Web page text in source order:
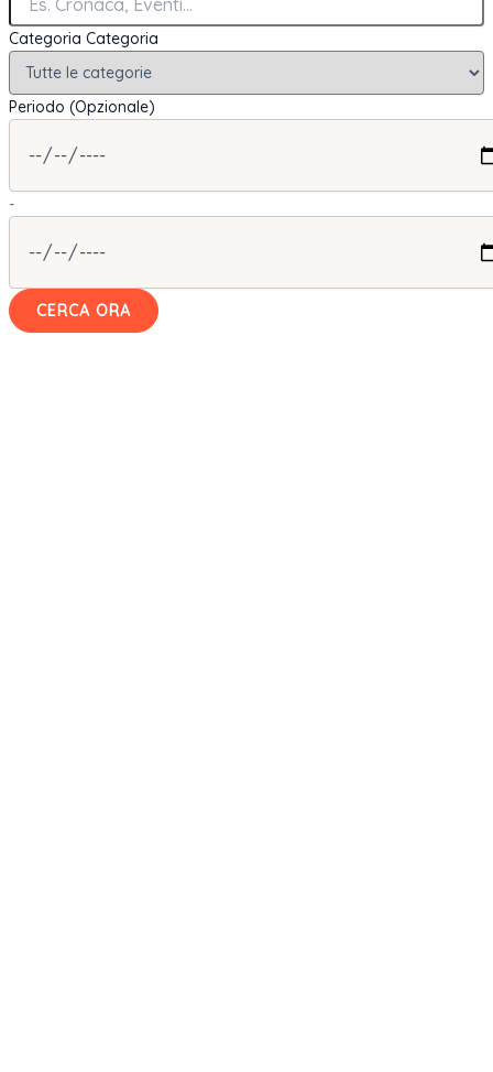
Categoria Categoria
Periodo (Opzionale)
-
CERCA ORA